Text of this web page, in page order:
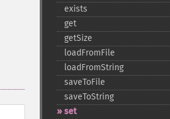
exists
get
getSize
loadFromFile
loadFromString
saveToFile
saveToString
set